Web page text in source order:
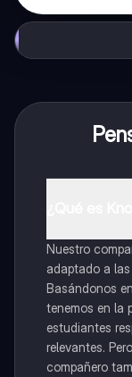
Nuestro
adaptado a
Basándonos
tenemos en la
estudiantes
relevantes.
compañero